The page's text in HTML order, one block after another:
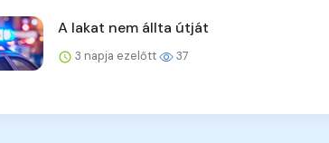
A lakat nem állta útját
3 napja ezelőtt 37